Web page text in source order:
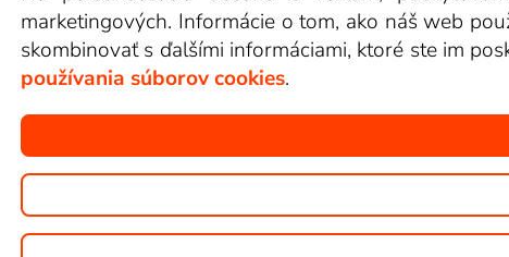
Copyright © goNET s.r.o.
marketingových. Informácie o tom, ako náš web
skombinovať s ďalšími informáciami, ktoré ste im
používania súborov cookies.